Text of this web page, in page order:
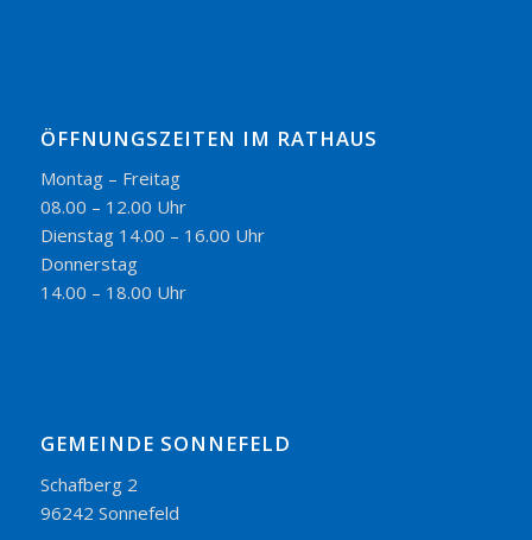
ÖFFNUNGSZEITEN IM RATHAUS
Montag – Freitag
08.00 – 12.00 Uhr
Dienstag 14.00 – 16.00 Uhr
Donnerstag
14.00 – 18.00 Uhr
GEMEINDE SONNEFELD
Schafberg 2
96242 Sonnefeld